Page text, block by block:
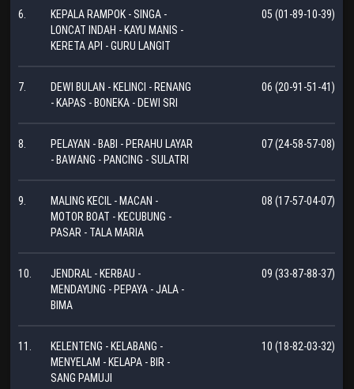
6.
KEPALA RAMPOK - SINGA -
LONCAT INDAH - KAYU MANIS -
KERETA API - GURU LANGIT
05 (01-89-10-39)
7.
DEWI BULAN - KELINCI - RENANG
- KAPAS - BONEKA - DEWI SRI
06 (20-91-51-41)
8.
PELAYAN - BABI - PERAHU LAYAR
- BAWANG - PANCING - SULATRI
07 (24-58-57-08)
9.
MALING KECIL - MACAN -
MOTOR BOAT - KECUBUNG -
PASAR - TALA MARIA
08 (17-57-04-07)
10.
JENDRAL - KERBAU -
MENDAYUNG - PEPAYA - JALA -
BIMA
09 (33-87-88-37)
11.
KELENTENG - KELABANG -
MENYELAM - KELAPA - BIR -
SANG PAMUJI
10 (18-82-03-32)